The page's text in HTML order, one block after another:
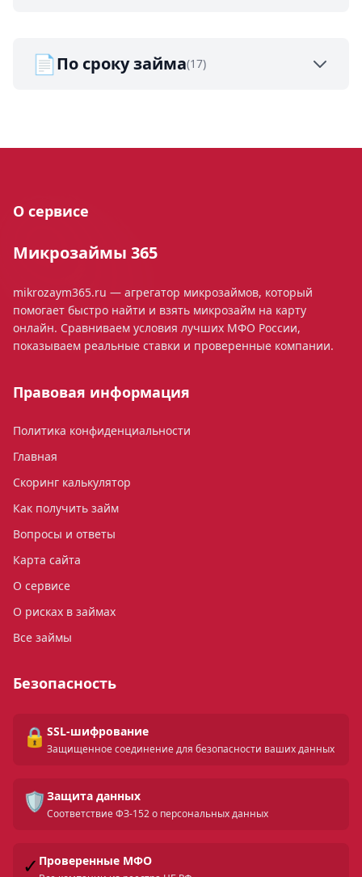
📄По сроку займа(17)
О сервисе
Микрозаймы 365
mikrozaym365.ru — агрегатор микрозаймов, который
помогает быстро найти и взять микрозайм на карту
онлайн. Сравниваем условия лучших МФО России,
показываем реальные ставки и проверенные компании.
Правовая информация
Политика конфиденциальности
Главная
Скоринг калькулятор
Как получить займ
Вопросы и ответы
Карта сайта
О сервисе
О рисках в займах
Все займы
Безопасность
🔒 SSL-шифрование
Защищенное соединение для безопасности ваших данных
🛡️ Защита данных
Соответствие ФЗ-152 о персональных данных
✓ Проверенные МФО